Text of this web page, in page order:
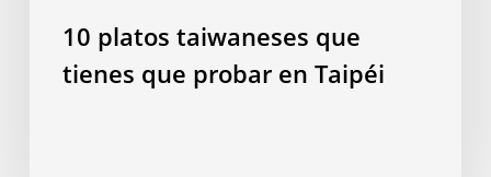
10 platos taiwaneses que
tienes que probar en Taipéi